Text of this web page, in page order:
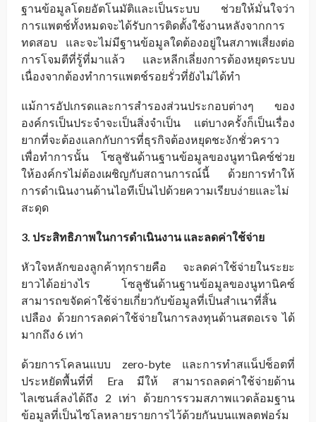
ฐานข้อมูลโดยอัตโนมัติและเป็นระบบ ช่วยให้มั่นใจว่า
การแพตช์ทั้งหมดจะได้รับการติดตั้งใช้งานหลังจากการ
ทดสอบ และจะไม่มีฐานข้อมูลใดต้องอยู่ในสภาพเสี่ยงต่อ
การโจมตีที่รู้ที่มาแล้ว และหลีกเลี่ยงการต้องหยุดระบบ
เนื่องจากต้องทำการแพตช์รอยรั่วที่ยังไม่ได้ทำ
แม้การอัปเกรดและการสำรองส่วนประกอบต่างๆ ของ
องค์กรเป็นประจำจะเป็นสิ่งจำเป็น แต่บางครั้งก็เป็นเรื่อง
ยากที่จะต้องแลกกับการที่ธุรกิจต้องหยุดชะงักชั่วคราว
เพื่อทำการนั้น โซลูชันด้านฐานข้อมูลของนูทานิคซ์ช่วย
ให้องค์กรไม่ต้องเผชิญกับสถานการณ์นี้ ด้วยการทำให้
การดำเนินงานด้านไอทีเป็นไปด้วยความเรียบง่ายและไม่
สะดุด
3. ประสิทธิภาพในการดำเนินงาน และลดค่าใช้จ่าย
หัวใจหลักของลูกค้าทุกรายคือ จะลดค่าใช้จ่ายในระยะ
ยาวได้อย่างไร โซลูชันด้านฐานข้อมูลของนูทานิคซ์
สามารถขจัดค่าใช้จ่ายเกี่ยวกับข้อมูลที่เป็นสำเนาที่สิ้น
เปลือง ด้วยการลดค่าใช้จ่ายในการลงทุนด้านสตอเรจ ได้
มากถึง 6 เท่า
ด้วยการโคลนแบบ zero-byte และการทำสแน็ปช็อตที่
ประหยัดพื้นที่ที่ Era มีให้ สามารถลดค่าใช้จ่ายด้าน
ไลเซนส์ลงได้ถึง 2 เท่า ด้วยการรวมสภาพแวดล้อมฐาน
ข้อมูลที่เป็นไซโลหลายรายการไว้ด้วยกันบนแพลตฟอร์ม